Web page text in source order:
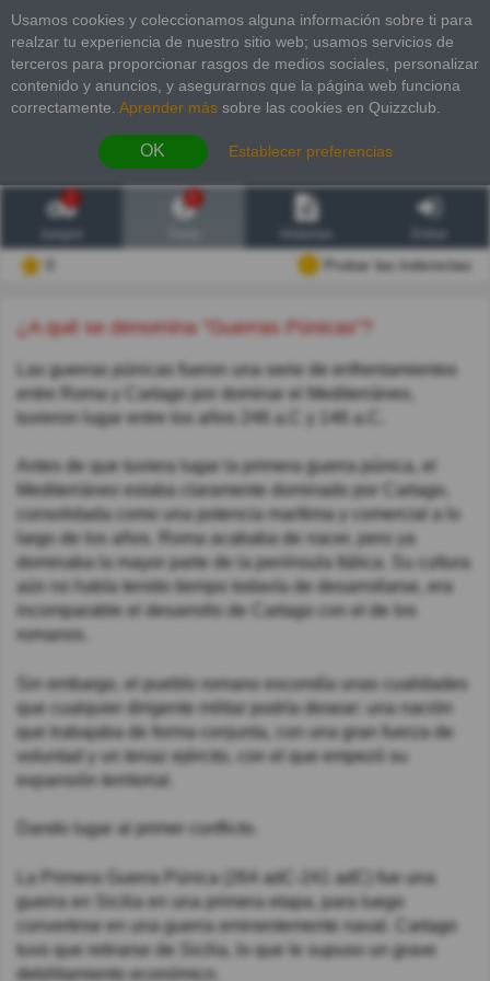
Usamos cookies y coleccionamos alguna información sobre ti para
realzar tu experiencia de nuestro sitio web; usamos servicios de
terceros para proporcionar rasgos de medios sociales, personalizar
contenido y anuncios, y asegurarnos que la página web funciona
correctamente. Aprender más sobre las cookies en Quizzclub.
OK Establecer preferencias
2
Probar las inderectas
¿A qué se denomina "Guerras Púnicas"?
Las guerras púnicas fueron una serie de enfrentamientos
entre Roma y Cartago por dominar el Mediterráneo,
tuvieron lugar entre los años 246 a.C y 146 a.C.
Antes de que tuviera lugar la primera guerra púnica, el
Mediterráneo estaba claramente dominado por Cartago,
consolidada como una potencia marítima y comercial a lo
largo de los años. Roma acababa de nacer, pero ya
dominaba la mayor parte de la península Itálica. Su cultura
aún no había tenido tiempo todavía de desarrollarse, era
incomparable el desarrollo de Cartago con el de los
romanos.
Sin embargo, el pueblo romano escondía unas cualidades
que cualquier dirigente militar podría desear: una nación
que trabajaba de forma conjunta, con una gran fuerza de
voluntad y un tenaz ejército, con el que empezó su
expansión territorial.
Dando lugar al primer conflicto.
La Primera Guerra Púnica (264 adC-241 adC) fue una
guerra en Sicilia en una primera etapa, para luego
convertirse en una guerra eminentemente naval. Cartago
tuvo que retirarse de Sicilia, lo que le supuso un grave
debilitamiento económico.